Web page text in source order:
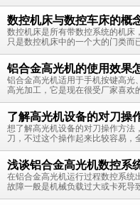
数控机床与数控车床的概
数控机床是所有带数控系统的机床
只是数控机床中的一个大的门类而
铝合金高光机的使用效果
铝合金高光机适用于手机按键高光
高光加工，它是现在很受厂家喜欢
了解高光机设备的对刀操
想了解高光机设备的对刀操作方法
刀，不过这个操作起来比较容易，
浅谈铝合金高光机数控系
在铝合金高光机运行过程数控系统
故障一般是机械负载过大或卡死导